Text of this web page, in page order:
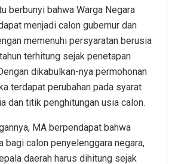
berbunyi bahwa Warga Negara
menjadi calon gubernur dan
memenuhi persyaratan berusia
terhitung sejak penetapan
dikabulkan-nya permohonan
terdapat perubahan pada syarat
dan titik penghitungan usia calon.
MA berpendapat bahwa
bagi calon penyelenggara negara,
daerah harus dihitung sejak